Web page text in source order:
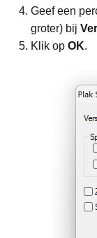
Geef een
groter) bij
Klik op OK.